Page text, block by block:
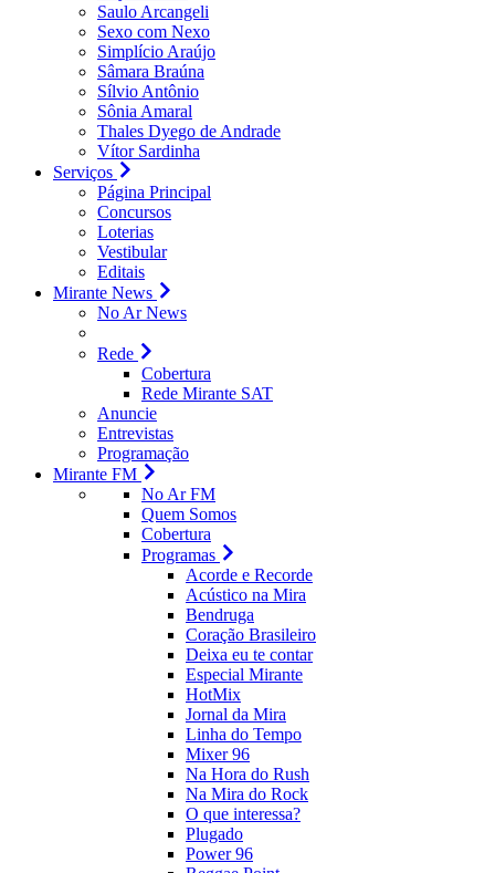
Saulo Arcangeli
Sexo com Nexo
Simplício Araújo
Sâmara Braúna
Sílvio Antônio
Sônia Amaral
Thales Dyego de Andrade
Vítor Sardinha
Serviços
Página Principal
Concursos
Loterias
Vestibular
Editais
Mirante News
No Ar News
Rede
Cobertura
Rede Mirante SAT
Anuncie
Entrevistas
Programação
Mirante FM
No Ar FM
Quem Somos
Cobertura
Programas
Acorde e Recorde
Acústico na Mira
Bendruga
Coração Brasileiro
Deixa eu te contar
Especial Mirante
HotMix
Jornal da Mira
Linha do Tempo
Mixer 96
Na Hora do Rush
Na Mira do Rock
O que interessa?
Plugado
Power 96